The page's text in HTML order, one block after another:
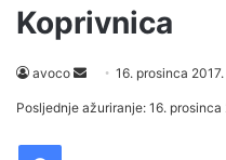
Koprivnica
avoco
e
16. prosinca 2017.
Posljednje ažuriranje: 16. prosinca